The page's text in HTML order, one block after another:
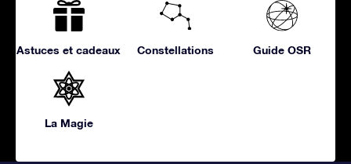
Astuces et cadeaux Constellations Guide OSR
La Magie